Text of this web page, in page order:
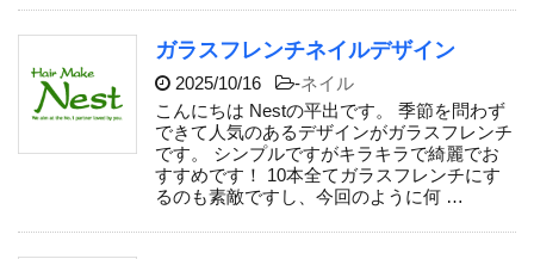
ガラスフレンチネイルデザイン
2025/10/16 -ネイル
こんにちは Nestの平出です。 季節を問わず
できて人気のあるデザインがガラスフレンチ
です。 シンプルですがキラキラで綺麗でお
すすめです！ 10本全てガラスフレンチにす
るのも素敵ですし、今回のように何 …